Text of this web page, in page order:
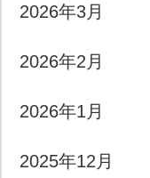
2026年3月
2026年2月
2026年1月
2025年12月